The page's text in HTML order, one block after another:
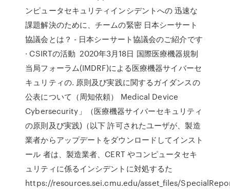
ンピュータセキュリティインシデントへの 迅速な
課題解決のために、チームの緊密 日本シーサート
協議会とは？ - 日本シーサート協議会のご紹介です
· CSIRTの活動 2020年3月18日 国際医療機器規制
当局フォーラム(IMDRF)による医療機器サイバーセ
キュリティの. 原則及び実践に関するガイダンスの
公表について（周知依頼） Medical Device
Cybersecurity」（医療機器サイバーセキュリティ
の原則及び実践)（以下 許可されたユーザが、製造
業者からアップデートをダウンロードしてインスト
ール 者は、製造業者、CERT やコンピュータセキ
ュリティに係るインシデントに対処するた
https://resources.sei.cmu.edu/asset_files/